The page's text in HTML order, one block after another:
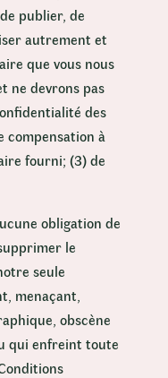
publier, de
autrement et
que vous nous
ne devrons pas
des
compensation à
fourni; (3) de
obligation de
le
seule
menaçant,
obscène
qui enfreint toute